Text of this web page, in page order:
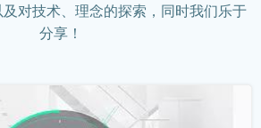
对技术、理念的探索，同时我们乐于
分享！